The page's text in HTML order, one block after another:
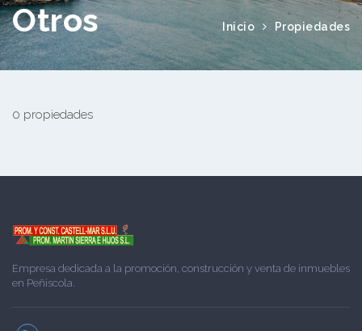
Otros Inicio Propiedades
0 propiedades
Empresa dedicada a la promoción, construcción y venta de inmuebles
en Peñiscola.